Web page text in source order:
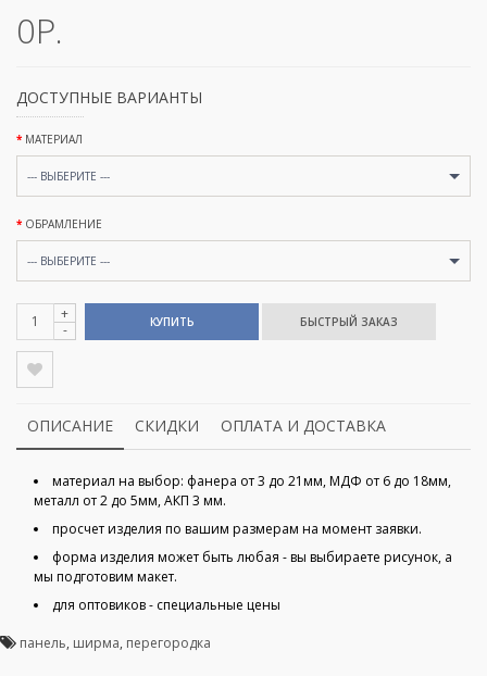
0Р.
ДОСТУПНЫЕ ВАРИАНТЫ
МАТЕРИАЛ
--- ВЫБЕРИТЕ ---
ОБРАМЛЕНИЕ
--- ВЫБЕРИТЕ ---
+
-
КУПИТЬ
ОПИСАНИЕ СКИДКИ ОПЛАТА И ДОСТАВКА
материал на выбор: фанера от 3 до 21мм, МДФ от 6 до 18мм,
металл от 2 до 5мм, АКП 3 мм.
просчет изделия по вашим размерам на момент заявки.
форма изделия может быть любая - вы выбираете рисунок, а
мы подготовим макет.
для оптовиков - специальные цены
панель, ширма, перегородка